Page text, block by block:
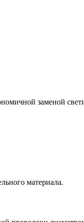
заменой
материала.